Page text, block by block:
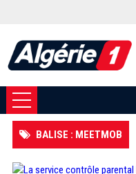
BALISE : MEETMOB